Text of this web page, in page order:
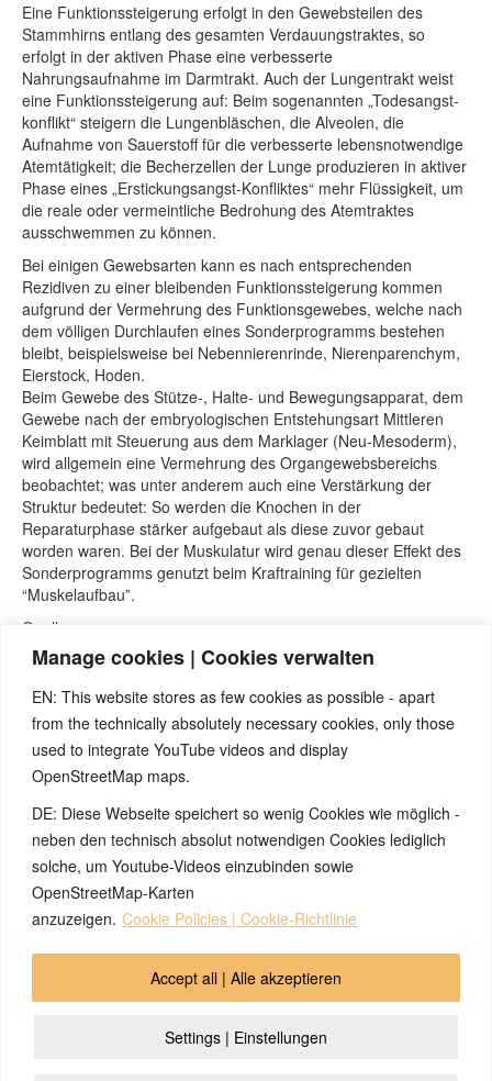
Manage cookies | Cookies verwalten
EN: This website stores as few cookies as possible - apart
from the technically absolutely necessary cookies, only those
used to integrate YouTube videos and display
OpenStreetMap maps.
DE: Diese Webseite speichert so wenig Cookies wie möglich -
neben den technisch absolut notwendigen Cookies lediglich
solche, um Youtube-Videos einzubinden sowie
OpenStreetMap-Karten
anzuzeigen. Cookie Policies | Cookie-Richtlinie
Settings | Einstellungen
Accept all | Alle akzeptieren
Eine Funktionssteigerung erfolgt in den Gewebsteilen des
Stammhirns entlang des gesamten Verdauungstraktes, so
erfolgt in der aktiven Phase eine verbesserte
Nahrungsaufnahme im Darmtrakt. Auch der Lungentrakt weist
eine Funktionssteigerung auf: Beim sogenannten „Todesangst-
konflikt“ steigern die Lungenbläschen, die Alveolen, die
Aufnahme von Sauerstoff für die verbesserte lebensnotwendige
Atemtätigkeit; die Becherzellen der Lunge produzieren in aktiver
Phase eines „Erstickungsangst-Konfliktes“ mehr Flüssigkeit, um
die reale oder vermeintliche Bedrohung des Atemtraktes
ausschwemmen zu können.
Bei einigen Gewebsarten kann es nach entsprechenden
Rezidiven zu einer bleibenden Funktionssteigerung kommen
aufgrund der Vermehrung des Funktionsgewebes, welche nach
dem völligen Durchlaufen eines Sonderprogramms bestehen
bleibt, beispielsweise bei Nebennierenrinde, Nierenparenchym,
Eierstock, Hoden.
Beim Gewebe des Stütze-, Halte- und Bewegungsapparat, dem
Gewebe nach der embryologischen Entstehungsart Mittleren
Keimblatt mit Steuerung aus dem Marklager (Neu-Mesoderm),
wird allgemein eine Vermehrung des Organgewebsbereichs
beobachtet; was unter anderem auch eine Verstärkung der
Struktur bedeutet: So werden die Knochen in der
Reparaturphase stärker aufgebaut als diese zuvor gebaut
worden waren. Bei der Muskulatur wird genau dieser Effekt des
Sonderprogramms genutzt beim Kraftraining für gezielten
“Muskelaufbau”.
Quellen:
Seminare von Nicolas Barro, nicolasbarro.de
Internetseitewww.5bn.de .
Claudio Trupiano, „Danke Doktor Hamer“
Zur Einführung: Simona Cella, Marco Pfister, „Krankheit ist
etwas anderes“, Einführungsbüchlein zu den fünf biologischen
Naturgesetze des ital. Studienverbandes A.L.B.A. (heute: Ass.
Saluta Aktiva Onlus)
© 2026 by Ingmar Marquardt
Огляд
Юридична інформація
Політика конфіденційності Контакти